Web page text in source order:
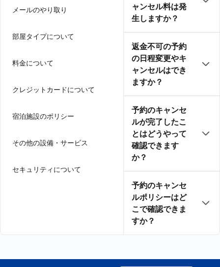
メールのやり取り
部屋タイプについて
料金について
クレジットカードについて
宿泊施設のポリシー
その他の設備・サービス
セキュリティについて
ャンセル料は発
生しますか？
返金不可の予約
の日程変更やキ
ャンセルはでき
ますか？
予約のキャンセ
ルが完了したこ
とはどうやって
確認できます
か？
予約のキャンセ
ルポリシーはど
こで確認できま
すか？